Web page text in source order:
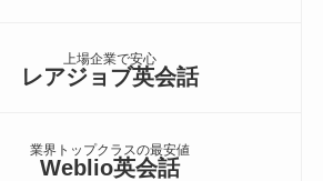
上場企業で安心
レアジョブ英会話
業界トップクラスの最安値
Weblio英会話